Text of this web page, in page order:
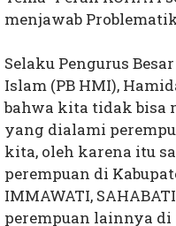
menjawab
Selaku Pengurus
Islam (PB HMI),
bahwa kita tidak bisa
yang dialami
kita, oleh karena itu
perempuan di
IMMAWATI,
perempuan lainnya di